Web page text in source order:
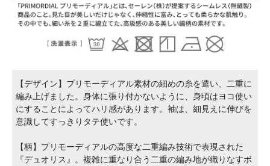
【デザイン】プリモーディアル素材の細めの糸を遣い、二重に
編み上げました。身体に張り付かないように、身頃はヨコ使い
にすることによってハリ感があります。袖は、細見えに伸びを
意識してすっきりタテ使いです。
【柄】プリモーディアルの高度な二重編み技術で表現された
『デュオリス』。複雑に重なり合う二重の編み地が織りなすボ